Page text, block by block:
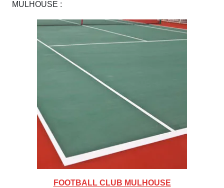
MULHOUSE :
FOOTBALL CLUB MULHOUSE